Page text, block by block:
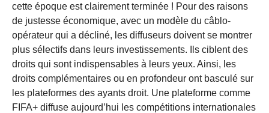
cette époque est clairement terminée ! Pour des raisons
de justesse économique, avec un modèle du câblo-
opérateur qui a décliné, les diffuseurs doivent se montrer
plus sélectifs dans leurs investissements. Ils ciblent des
droits qui sont indispensables à leurs yeux. Ainsi, les
droits complémentaires ou en profondeur ont basculé sur
les plateformes des ayants droit. Une plateforme comme
FIFA+ diffuse aujourd’hui les compétitions internationales